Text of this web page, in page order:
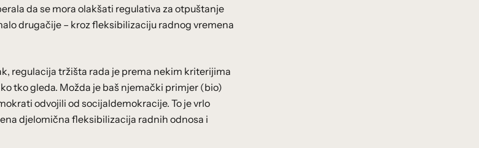
da se mora olakšati regulativa za otpuštanje
drugačije – kroz fleksibilizaciju radnog vremena
regulacija tržišta rada je prema nekim kriterijima
tko gleda. Možda je baš njemački primjer (bio)
odvojili od socijaldemokracije. To je vrlo
djelomična fleksibilizacija radnih odnosa i